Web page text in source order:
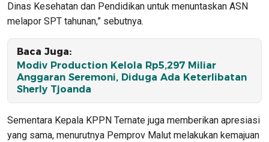
Dinas Kesehatan dan Pendidikan untuk menuntaskan ASN
melapor SPT tahunan,” sebutnya.
Baca Juga:
Modiv Production Kelola Rp5,297 Miliar
Anggaran Seremoni, Diduga Ada Keterlibatan
Sherly Tjoanda
Sementara Kepala KPPN Ternate juga memberikan apresiasi
yang sama, menurutnya Pemprov Malut melakukan kemajuan